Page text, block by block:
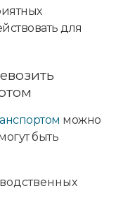
для
можно
быть